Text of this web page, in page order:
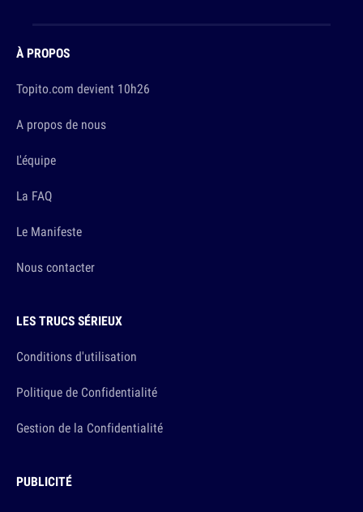
À PROPOS
Topito.com devient 10h26
A propos de nous
L'équipe
La FAQ
Le Manifeste
Nous contacter
LES TRUCS SÉRIEUX
Conditions d'utilisation
Politique de Confidentialité
Gestion de la Confidentialité
PUBLICITÉ